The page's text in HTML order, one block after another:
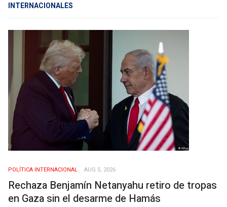
INTERNACIONALES
POLÍTICA INTERNACIONAL AUG 5, 2026
Rechaza Benjamín Netanyahu retiro de tropas
en Gaza sin el desarme de Hamás